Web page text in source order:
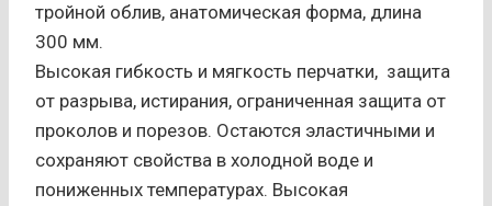
тройной облив, анатомическая форма, длина
300 мм.
Высокая гибкость и мягкость перчатки, защита
от разрыва, истирания, ограниченная защита от
проколов и порезов. Остаются эластичными и
сохраняют свойства в холодной воде и
пониженных температурах. Высокая